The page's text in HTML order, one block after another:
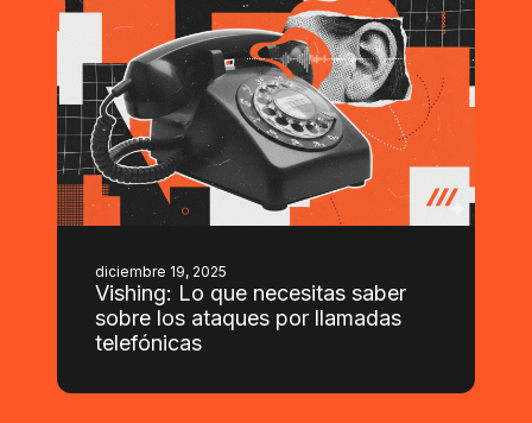
diciembre 19, 2025
Vishing: Lo que necesitas saber
sobre los ataques por llamadas
telefónicas